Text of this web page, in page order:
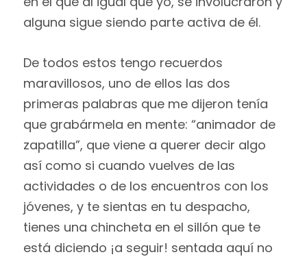
alguna sigue siendo parte activa de él.
De todos estos tengo recuerdos
maravillosos, uno de ellos las dos
primeras palabras que me dijeron tenía
que grabármela en mente: “animador de
zapatilla”, que viene a querer decir algo
así como si cuando vuelves de las
actividades o de los encuentros con los
jóvenes, y te sientas en tu despacho,
tienes una chincheta en el sillón que te
está diciendo ¡a seguir! sentada aquí no